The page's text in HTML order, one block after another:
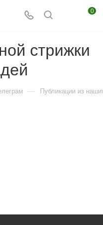
0
стрижки
— Публикации из